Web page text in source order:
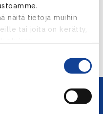
näitä tietoja muihin
tai joita on kerätty,